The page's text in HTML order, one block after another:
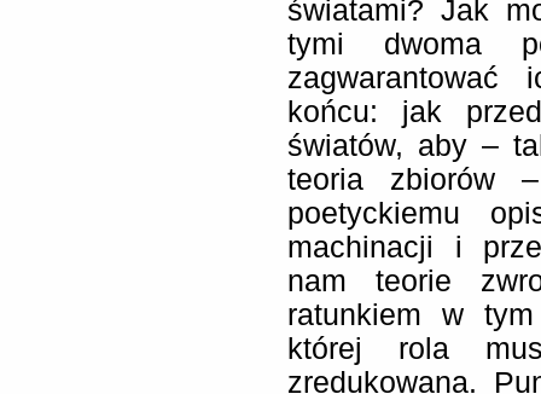
światami? Jak
tymi dwoma
zagwarantować
końcu: jak
światów, aby –
teoria zbiorów
poetyckiemu
machinacji i
nam teorie
ratunkiem w
której rola
zredukowana.